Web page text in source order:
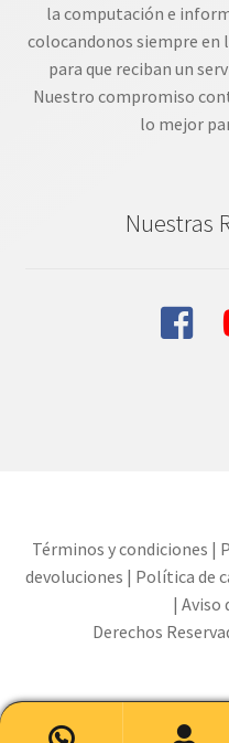
la computación e
colocandonos siempre en
para que reciban un
Nuestro compromiso
lo mejor
Nuestras
Términos y condiciones |
devoluciones | Política de
| Aviso
Derechos